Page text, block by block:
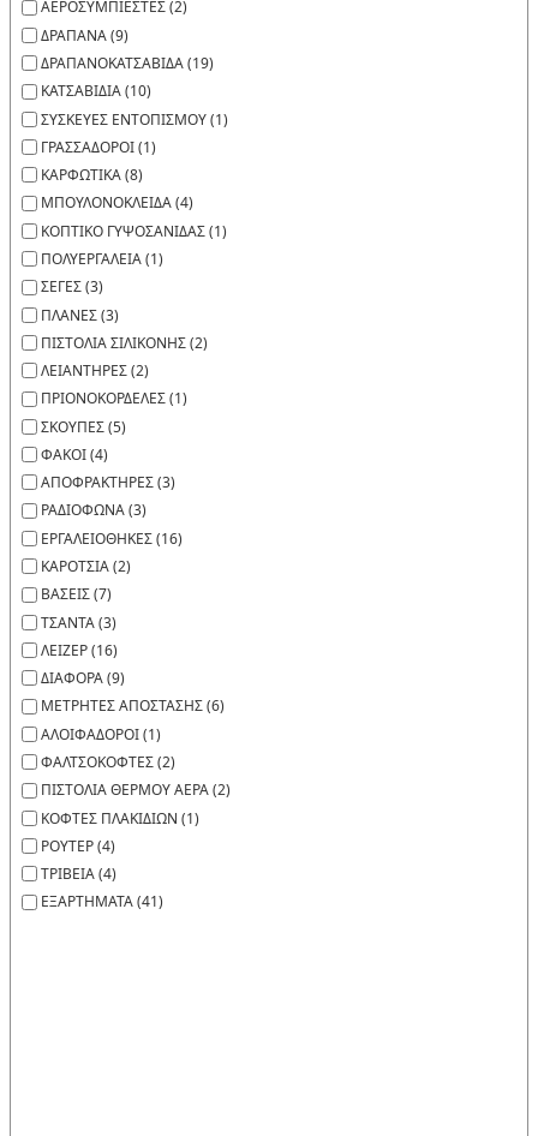
ΑΕΡΟΣΥΜΠΙΕΣΤΕΣ (2)
ΔΡΑΠΑΝΑ (9)
ΔΡΑΠΑΝΟΚΑΤΣΑΒΙΔΑ (19)
ΚΑΤΣΑΒΙΔΙΑ (10)
ΣΥΣΚΕΥΕΣ ΕΝΤΟΠΙΣΜΟΥ (1)
ΓΡΑΣΣΑΔΟΡΟΙ (1)
ΚΑΡΦΩΤΙΚΑ (8)
ΜΠΟΥΛΟΝΟΚΛΕΙΔΑ (4)
ΚΟΠΤΙΚΟ ΓΥΨΟΣΑΝΙΔΑΣ (1)
ΠΟΛΥΕΡΓΑΛΕΙΑ (1)
ΣΕΓΕΣ (3)
ΠΛΑΝΕΣ (3)
ΠΙΣΤΟΛΙΑ ΣΙΛΙΚΟΝΗΣ (2)
ΛΕΙΑΝΤΗΡΕΣ (2)
ΠΡΙΟΝΟΚΟΡΔΕΛΕΣ (1)
ΣΚΟΥΠΕΣ (5)
ΦΑΚΟΙ (4)
ΑΠΟΦΡΑΚΤΗΡΕΣ (3)
ΡΑΔΙΟΦΩΝΑ (3)
ΕΡΓΑΛΕΙΟΘΗΚΕΣ (16)
ΚΑΡΟΤΣΙΑ (2)
ΒΑΣΕΙΣ (7)
ΤΣΑΝΤΑ (3)
ΛΕΙΖΕΡ (16)
ΔΙΑΦΟΡΑ (9)
ΜΕΤΡΗΤΕΣ ΑΠΟΣΤΑΣΗΣ (6)
ΑΛΟΙΦΑΔΟΡΟΙ (1)
ΦΑΛΤΣΟΚΟΦΤΕΣ (2)
ΠΙΣΤΟΛΙΑ ΘΕΡΜΟΥ ΑΕΡΑ (2)
ΚΟΦΤΕΣ ΠΛΑΚΙΔΙΩΝ (1)
ΡΟΥΤΕΡ (4)
ΤΡΙΒΕΙΑ (4)
ΕΞΑΡΤΗΜΑΤΑ (41)